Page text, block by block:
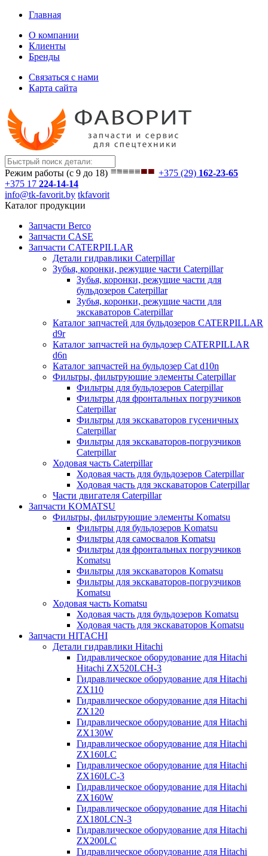
Главная
О компании
Клиенты
Бренды
Связаться с нами
Карта сайта
Режим работы (с 9 до 18) +375 (29) 162-23-65
+375 17 224-14-14
info@tk-favorit.by tkfavorit
Каталог продукции
Запчасти Berco
Запчасти CASE
Запчасти CATERPILLAR
Детали гидравлики Caterpillar
Зубья, коронки, режущие части Caterpillar
Зубья, коронки, режущие части для
бульдозеров Caterpillar
Зубья, коронки, режущие части для
экскаваторов Caterpillar
Каталог запчастей для бульдозеров CATERPILLAR
d9r
Каталог запчастей на бульдозер CATERPILLAR
d6n
Каталог запчастей на бульдозер Сat d10n
Фильтры, фильтрующие элементы Caterpillar
Фильтры для бульдозеров Caterpillar
Фильтры для фронтальных погрузчиков
Caterpillar
Фильтры для экскаваторов гусеничных
Caterpillar
Фильтры для экскаваторов-погрузчиков
Caterpillar
Ходовая часть Caterpillar
Ходовая часть для бульдозеров Caterpillar
Ходовая часть для экскаваторов Caterpillar
Части двигателя Caterpillar
Запчасти KOMATSU
Фильтры, фильтрующие элементы Komatsu
Фильтры для бульдозеров Komatsu
Фильтры для самосвалов Komatsu
Фильтры для фронтальных погрузчиков
Komatsu
Фильтры для экскаваторов Komatsu
Фильтры для экскаваторов-погрузчиков
Komatsu
Ходовая часть Komatsu
Ходовая часть для бульдозеров Komatsu
Ходовая часть для экскаваторов Komatsu
Запчасти HITACHI
Детали гидравлики Hitachi
Гидравлическое оборудование для Hitachi
Hitachi ZX520LCH-3
Гидравлическое оборудование для Hitachi
ZX110
Гидравлическое оборудование для Hitachi
ZX120
Гидравлическое оборудование для Hitachi
ZX130W
Гидравлическое оборудование для Hitachi
ZX160LC
Гидравлическое оборудование для Hitachi
ZX160LC-3
Гидравлическое оборудование для Hitachi
ZX160W
Гидравлическое оборудование для Hitachi
ZX180LCN-3
Гидравлическое оборудование для Hitachi
ZX200LC
Гидравлическое оборудование для Hitachi